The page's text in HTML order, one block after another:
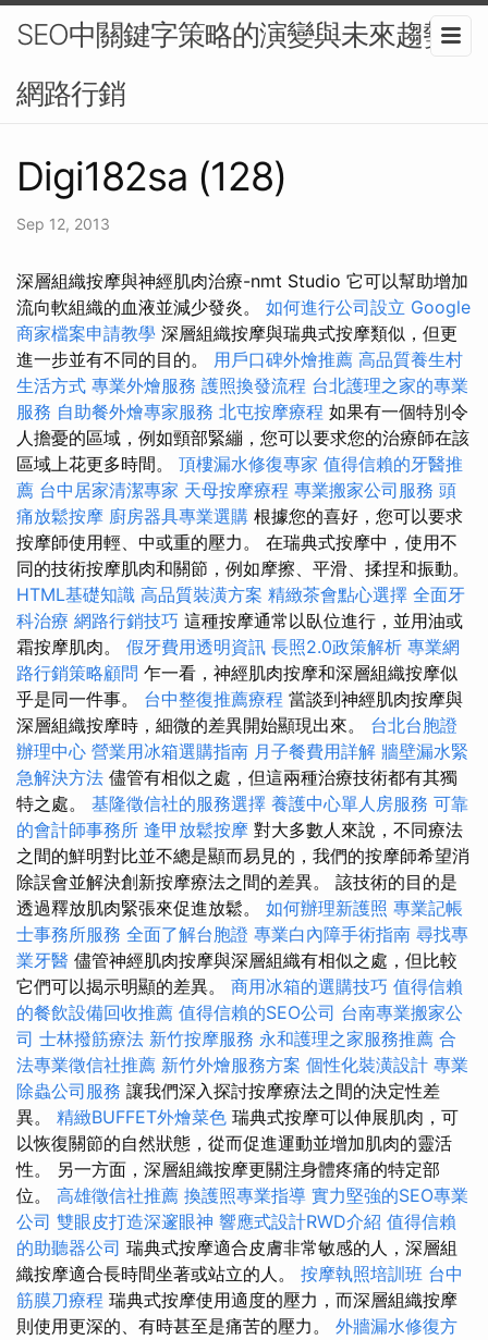
SEO中關鍵字策略的演變與未來趨勢-
網路行銷
Digi182sa (128)
Sep 12, 2013
深層組織按摩與神經肌肉治療-nmt Studio 它可以幫助增加
流向軟組織的血液並減少發炎。 如何進行公司設立 Google
商家檔案申請教學 深層組織按摩與瑞典式按摩類似，但更
進一步並有不同的目的。 用戶口碑外燴推薦 高品質養生村
生活方式 專業外燴服務 護照換發流程 台北護理之家的專業
服務 自助餐外燴專家服務 北屯按摩療程 如果有一個特別令
人擔憂的區域，例如頸部緊繃，您可以要求您的治療師在該
區域上花更多時間。 頂樓漏水修復專家 值得信賴的牙醫推
薦 台中居家清潔專家 天母按摩療程 專業搬家公司服務 頭
痛放鬆按摩 廚房器具專業選購 根據您的喜好，您可以要求
按摩師使用輕、中或重的壓力。 在瑞典式按摩中，使用不
同的技術按摩肌肉和關節，例如摩擦、平滑、揉捏和振動。
HTML基礎知識 高品質裝潢方案 精緻茶會點心選擇 全面牙
科治療 網路行銷技巧 這種按摩通常以臥位進行，並用油或
霜按摩肌肉。 假牙費用透明資訊 長照2.0政策解析 專業網
路行銷策略顧問 乍一看，神經肌肉按摩和深層組織按摩似
乎是同一件事。 台中整復推薦療程 當談到神經肌肉按摩與
深層組織按摩時，細微的差異開始顯現出來。 台北台胞證
辦理中心 營業用冰箱選購指南 月子餐費用詳解 牆壁漏水緊
急解決方法 儘管有相似之處，但這兩種治療技術都有其獨
特之處。 基隆徵信社的服務選擇 養護中心單人房服務 可靠
的會計師事務所 逢甲放鬆按摩 對大多數人來說，不同療法
之間的鮮明對比並不總是顯而易見的，我們的按摩師希望消
除誤會並解決創新按摩療法之間的差異。 該技術的目的是
透過釋放肌肉緊張來促進放鬆。 如何辦理新護照 專業記帳
士事務所服務 全面了解台胞證 專業白內障手術指南 尋找專
業牙醫 儘管神經肌肉按摩與深層組織有相似之處，但比較
它們可以揭示明顯的差異。 商用冰箱的選購技巧 值得信賴
的餐飲設備回收推薦 值得信賴的SEO公司 台南專業搬家公
司 士林撥筋療法 新竹按摩服務 永和護理之家服務推薦 合
法專業徵信社推薦 新竹外燴服務方案 個性化裝潢設計 專業
除蟲公司服務 讓我們深入探討按摩療法之間的決定性差
異。 精緻BUFFET外燴菜色 瑞典式按摩可以伸展肌肉，可
以恢復關節的自然狀態，從而促進運動並增加肌肉的靈活
性。 另一方面，深層組織按摩更關注身體疼痛的特定部
位。 高雄徵信社推薦 換護照專業指導 實力堅強的SEO專業
公司 雙眼皮打造深邃眼神 響應式設計RWD介紹 值得信賴
的助聽器公司 瑞典式按摩適合皮膚非常敏感的人，深層組
織按摩適合長時間坐著或站立的人。 按摩執照培訓班 台中
筋膜刀療程 瑞典式按摩使用適度的壓力，而深層組織按摩
則使用更深的、有時甚至是痛苦的壓力。 外牆漏水修復方